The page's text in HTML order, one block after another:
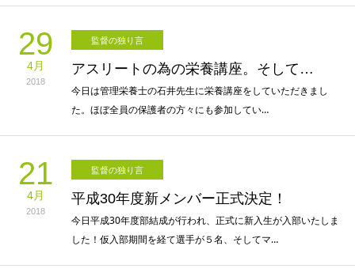
29
4月
2018
監督の独り言
アスリートの為の栄養講座。そして…
今日は管理栄養士の石井先生に栄養講座をしていただきまし
た。ほぼ全員の保護者の方々にも参加してい…
21
4月
2018
監督の独り言
平成30年度新メンバー正式決定！
今日平成30年度部結成が行われ、正式に新入生が入部いたしま
した！仮入部期間を経て選手が５名、そしてマ…